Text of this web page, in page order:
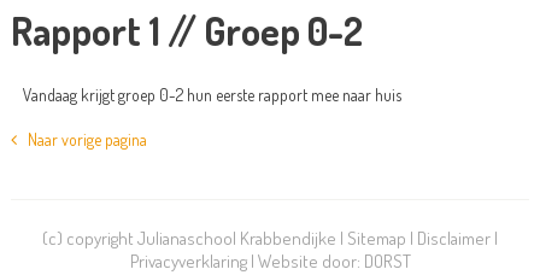
Rapport 1 // Groep 0-2
Vandaag krijgt groep 0-2 hun eerste rapport mee naar huis
Naar vorige pagina
(c) copyright Julianaschool Krabbendijke | Sitemap | Disclaimer |
Privacyverklaring| Website door: DORST